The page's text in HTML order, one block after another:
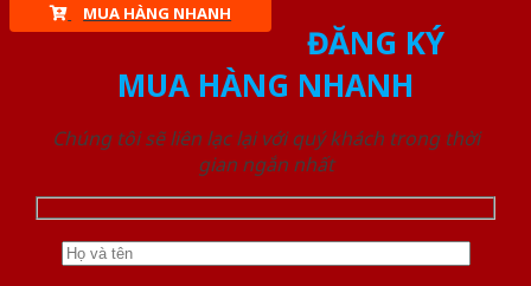
MUA HÀNG NHANH
ĐĂNG KÝ
MUA HÀNG NHANH
Chúng tôi sẽ liên lạc lại với quý khách trong thời
gian ngắn nhất